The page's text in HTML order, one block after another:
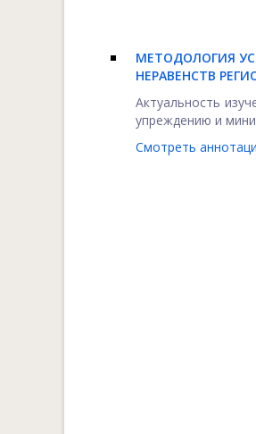
МЕТОДОЛОГИЯ
НЕРАВЕНСТВ
Актуальность
упреждению и
Смотреть